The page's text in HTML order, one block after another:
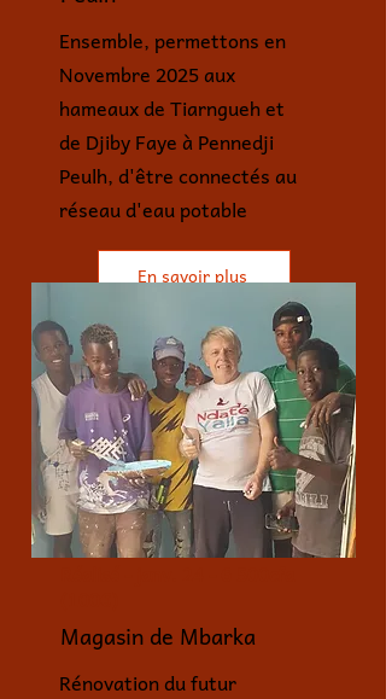
Ensemble, permettons en
Novembre 2025 aux
hameaux de Tiarngueh et
de Djiby Faye à Pennedji
Peulh, d'être connectés au
réseau d'eau potable
En savoir plus
JE FAIS UN DON
Magasin de Mbarka
Rénovation du futur